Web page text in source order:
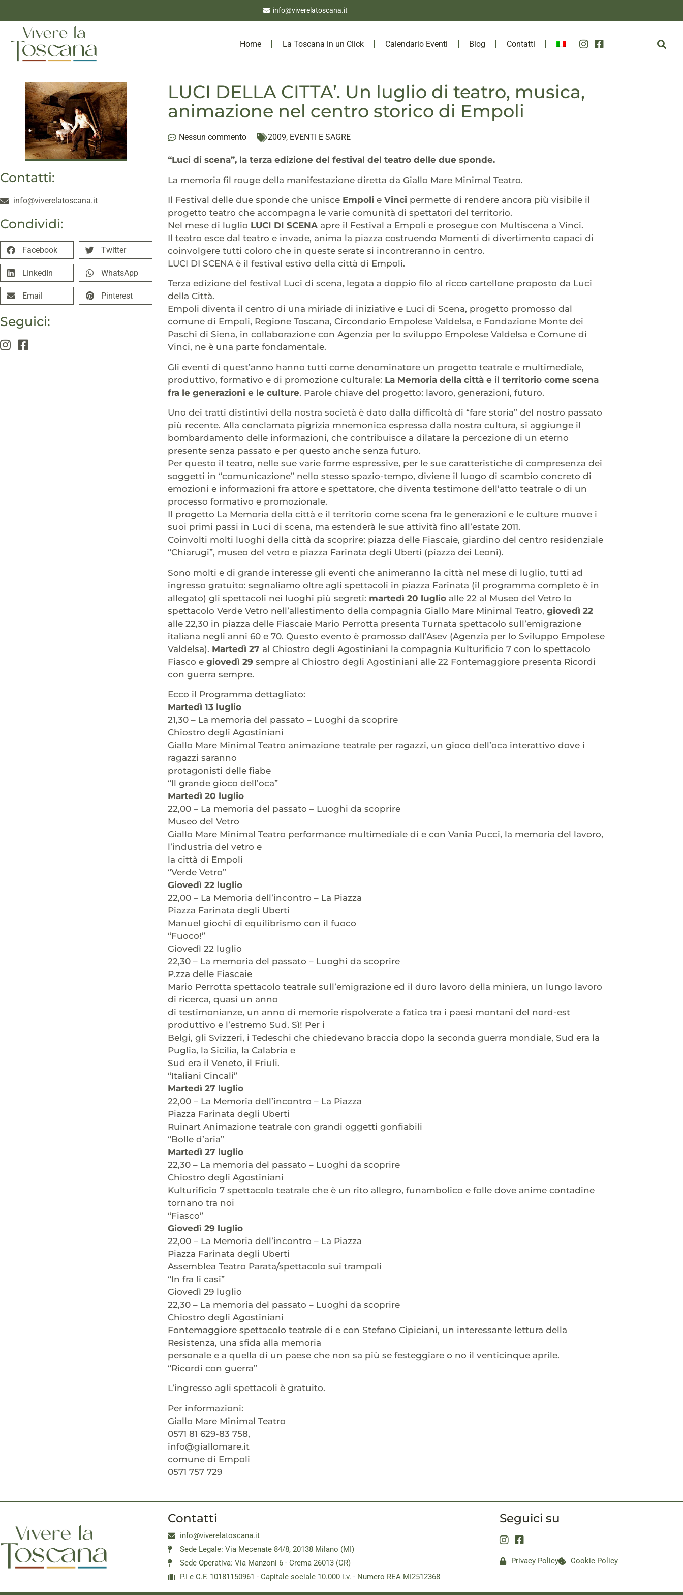
info@viverelatoscana.it
Home La Toscana in un Click Calendario Eventi Blog Contatti
Contatti:
info@viverelatoscana.it
Condividi:
Facebook Twitter
LinkedIn WhatsApp
Email Pinterest
Seguici:
LUCI DELLA CITTA’. Un luglio di teatro, musica,
animazione nel centro storico di Empoli
Nessun commento 2009, EVENTI E SAGRE
“Luci di scena”, la terza edizione del festival del teatro delle due sponde.
La memoria fil rouge della manifestazione diretta da Giallo Mare Minimal Teatro.
Il Festival delle due sponde che unisce Empoli e Vinci permette di rendere ancora più visibile il
progetto teatro che accompagna le varie comunità di spettatori del territorio.
Nel mese di luglio LUCI DI SCENA apre il Festival a Empoli e prosegue con Multiscena a Vinci.
Il teatro esce dal teatro e invade, anima la piazza costruendo Momenti di divertimento capaci di
coinvolgere tutti coloro che in queste serate si incontreranno in centro.
LUCI DI SCENA è il festival estivo della città di Empoli.
Terza edizione del festival Luci di scena, legata a doppio filo al ricco cartellone proposto da Luci
della Città.
Empoli diventa il centro di una miriade di iniziative e Luci di Scena, progetto promosso dal
comune di Empoli, Regione Toscana, Circondario Empolese Valdelsa, e Fondazione Monte dei
Paschi di Siena, in collaborazione con Agenzia per lo sviluppo Empolese Valdelsa e Comune di
Vinci, ne è una parte fondamentale.
Gli eventi di quest’anno hanno tutti come denominatore un progetto teatrale e multimediale,
produttivo, formativo e di promozione culturale: La Memoria della città e il territorio come scena
fra le generazioni e le culture. Parole chiave del progetto: lavoro, generazioni, futuro.
Uno dei tratti distintivi della nostra società è dato dalla difficoltà di “fare storia” del nostro passato
più recente. Alla conclamata pigrizia mnemonica espressa dalla nostra cultura, si aggiunge il
bombardamento delle informazioni, che contribuisce a dilatare la percezione di un eterno
presente senza passato e per questo anche senza futuro.
Per questo il teatro, nelle sue varie forme espressive, per le sue caratteristiche di compresenza dei
soggetti in “comunicazione” nello stesso spazio-tempo, diviene il luogo di scambio concreto di
emozioni e informazioni fra attore e spettatore, che diventa testimone dell’atto teatrale o di un
processo formativo e promozionale.
Il progetto La Memoria della città e il territorio come scena fra le generazioni e le culture muove i
suoi primi passi in Luci di scena, ma estenderà le sue attività fino all’estate 2011.
Coinvolti molti luoghi della città da scoprire: piazza delle Fiascaie, giardino del centro residenziale
“Chiarugi”, museo del vetro e piazza Farinata degli Uberti (piazza dei Leoni).
Sono molti e di grande interesse gli eventi che animeranno la città nel mese di luglio, tutti ad
ingresso gratuito: segnaliamo oltre agli spettacoli in piazza Farinata (il programma completo è in
allegato) gli spettacoli nei luoghi più segreti: martedì 20 luglio alle 22 al Museo del Vetro lo
spettacolo Verde Vetro nell’allestimento della compagnia Giallo Mare Minimal Teatro, giovedì 22
alle 22,30 in piazza delle Fiascaie Mario Perrotta presenta Turnata spettacolo sull’emigrazione
italiana negli anni 60 e 70. Questo evento è promosso dall’Asev (Agenzia per lo Sviluppo Empolese
Valdelsa). Martedì 27 al Chiostro degli Agostiniani la compagnia Kulturificio 7 con lo spettacolo
Fiasco e giovedì 29 sempre al Chiostro degli Agostiniani alle 22 Fontemaggiore presenta Ricordi
con guerra sempre.
Ecco il Programma dettagliato:
Martedì 13 luglio
21,30 – La memoria del passato – Luoghi da scoprire
Chiostro degli Agostiniani
Giallo Mare Minimal Teatro animazione teatrale per ragazzi, un gioco dell’oca interattivo dove i
ragazzi saranno
protagonisti delle fiabe
“Il grande gioco dell’oca”
Martedì 20 luglio
22,00 – La memoria del passato – Luoghi da scoprire
Museo del Vetro
Giallo Mare Minimal Teatro performance multimediale di e con Vania Pucci, la memoria del lavoro,
l’industria del vetro e
la città di Empoli
“Verde Vetro”
Giovedì 22 luglio
22,00 – La Memoria dell’incontro – La Piazza
Piazza Farinata degli Uberti
Manuel giochi di equilibrismo con il fuoco
“Fuoco!”
Giovedì 22 luglio
22,30 – La memoria del passato – Luoghi da scoprire
P.zza delle Fiascaie
Mario Perrotta spettacolo teatrale sull’emigrazione ed il duro lavoro della miniera, un lungo lavoro
di ricerca, quasi un anno
di testimonianze, un anno di memorie rispolverate a fatica tra i paesi montani del nord-est
produttivo e l’estremo Sud. Sì! Per i
Belgi, gli Svizzeri, i Tedeschi che chiedevano braccia dopo la seconda guerra mondiale, Sud era la
Puglia, la Sicilia, la Calabria e
Sud era il Veneto, il Friuli.
“Italiani Cincali”
Martedì 27 luglio
22,00 – La Memoria dell’incontro – La Piazza
Piazza Farinata degli Uberti
Ruinart Animazione teatrale con grandi oggetti gonfiabili
“Bolle d’aria”
Martedì 27 luglio
22,30 – La memoria del passato – Luoghi da scoprire
Chiostro degli Agostiniani
Kulturificio 7 spettacolo teatrale che è un rito allegro, funambolico e folle dove anime contadine
tornano tra noi
“Fiasco”
Giovedì 29 luglio
22,00 – La Memoria dell’incontro – La Piazza
Piazza Farinata degli Uberti
Assemblea Teatro Parata/spettacolo sui trampoli
“In fra li casi”
Giovedì 29 luglio
22,30 – La memoria del passato – Luoghi da scoprire
Chiostro degli Agostiniani
Fontemaggiore spettacolo teatrale di e con Stefano Cipiciani, un interessante lettura della
Resistenza, una sfida alla memoria
personale e a quella di un paese che non sa più se festeggiare o no il venticinque aprile.
“Ricordi con guerra”
L’ingresso agli spettacoli è gratuito.
Per informazioni:
Giallo Mare Minimal Teatro
0571 81 629-83 758,
info@giallomare.it
comune di Empoli
0571 757 729
Contatti
info@viverelatoscana.it
Sede Legale: Via Mecenate 84/8, 20138 Milano (MI)
Sede Operativa: Via Manzoni 6 - Crema 26013 (CR)
P.I e C.F. 10181150961 - Capitale sociale 10.000 i.v. - Numero REA MI2512368
Seguici su
Privacy Policy Cookie Policy